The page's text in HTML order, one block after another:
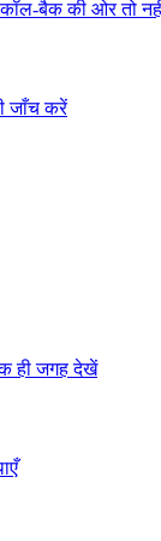
बैक की ओर तो
जाँच करें
ही जगह देखें